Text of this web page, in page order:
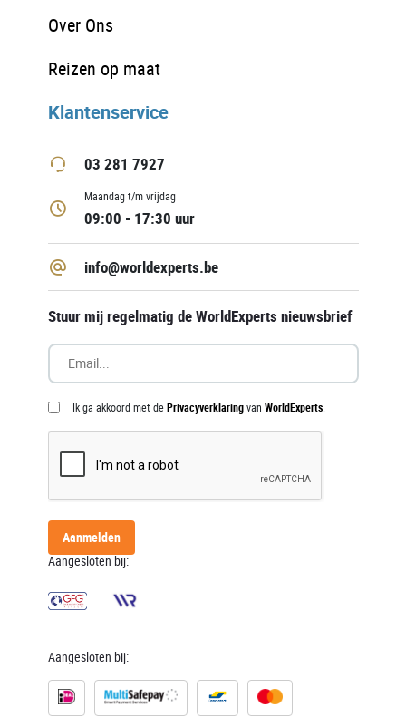
Over Ons
Reizen op maat
Klantenservice
03 281 7927
Maandag t/m vrijdag
09:00 - 17:30 uur
info@worldexperts.be
Stuur mij regelmatig de WorldExperts nieuwsbrief
Ik ga akkoord met dePrivacyverklaringvan WorldExperts.
Aanmelden
Aangesloten bij:
Aangesloten bij: